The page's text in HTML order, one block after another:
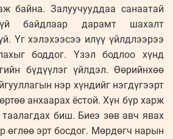
байна. Залуучууддаа санаатай
байдлаар дарамт шахалт
Үг хэлэхээсээ илүү үйлдлээрээ
боддог. Үзэл бодлоо хүнд
бүдүүлэг үйлдэл. Өөрийнхөө
нэр хүндийг нэгдүгээрт
анхаарах ёстой. Хүн бүр харж
биш. Биеэ зөв авч явах
өглөө эрт босдог. Мөрдөгч нарын